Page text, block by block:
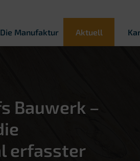
Die Manufaktur Aktuell
Bauwerk –
erfasster